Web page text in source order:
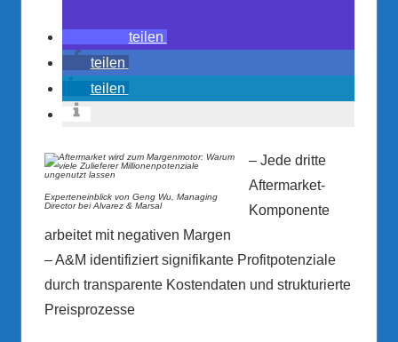
teilen
teilen
teilen
Experteneinblick von Geng Wu, Managing
Director bei Alvarez & Marsal
– Jede dritte
Aftermarket-
Komponente
arbeitet mit negativen Margen
– A&M identifiziert signifikante Profitpotenziale
durch transparente Kostendaten und strukturierte
Preisprozesse